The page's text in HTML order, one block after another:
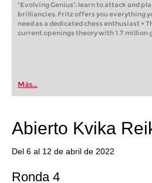
"Evolving Genius": learn to attack and
brilliancies. Fritz offers you everything
need as a dedicated chess enthusiast +
current openings theory with 1.7 million
Más...
Abierto Kvika
Del 6 al 12 de abril de 2022
Ronda 4